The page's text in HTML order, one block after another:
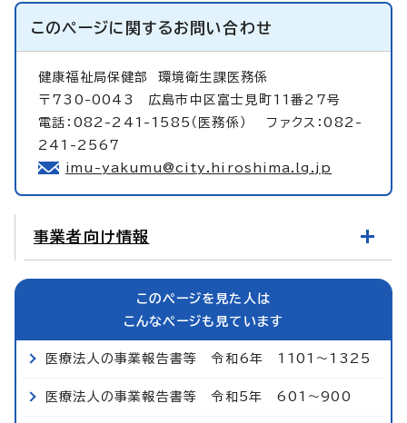
このページに関するお問い合わせ
健康福祉局保健部 環境衛生課医務係
〒730-0043 広島市中区富士見町11番27号
電話：082-241-1585（医務係） ファクス：082-
241-2567
imu-yakumu@city.hiroshima.lg.jp
事業者向け情報
このページを見た人は
こんなページも見ています
医療法人の事業報告書等 令和6年 1101～1325
医療法人の事業報告書等 令和5年 601～900